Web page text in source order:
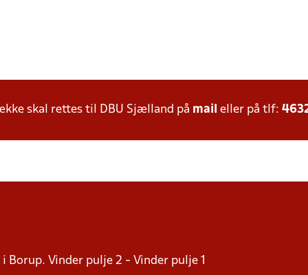
skal rettes til DBU Sjælland på mail eller på tlf:
Borup. Vinder pulje 2 - Vinder pulje 1